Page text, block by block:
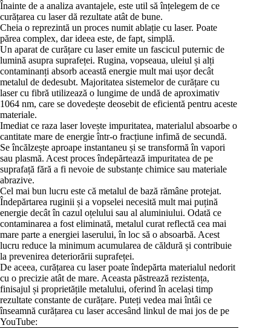
Înainte de a analiza avantajele, este util să înțelegem de ce
curățarea cu laser dă rezultate atât de bune.
Cheia o reprezintă un proces numit ablație cu laser. Poate
părea complex, dar ideea este, de fapt, simplă.
Un aparat de curățare cu laser emite un fascicul puternic de
lumină asupra suprafeței. Rugina, vopseaua, uleiul și alți
contaminanți absorb această energie mult mai ușor decât
metalul de dedesubt. Majoritatea sistemelor de curățare cu
laser cu fibră utilizează o lungime de undă de aproximativ
1064 nm, care se dovedește deosebit de eficientă pentru aceste
materiale.
Imediat ce raza laser lovește impuritatea, materialul absoarbe o
cantitate mare de energie într-o fracțiune infimă de secundă.
Se încălzește aproape instantaneu și se transformă în vapori
sau plasmă. Acest proces îndepărtează impuritatea de pe
suprafață fără a fi nevoie de substanțe chimice sau materiale
abrazive.
Cel mai bun lucru este că metalul de bază rămâne protejat.
Îndepărtarea ruginii și a vopselei necesită mult mai puțină
energie decât în cazul oțelului sau al aluminiului. Odată ce
contaminarea a fost eliminată, metalul curat reflectă cea mai
mare parte a energiei laserului, în loc să o absoarbă. Acest
lucru reduce la minimum acumularea de căldură și contribuie
la prevenirea deteriorării suprafeței.
De aceea, curățarea cu laser poate îndepărta materialul nedorit
cu o precizie atât de mare. Aceasta păstrează rezistența,
finisajul și proprietățile metalului, oferind în același timp
rezultate constante de curățare. Puteți vedea mai întâi ce
înseamnă curățarea cu laser accesând linkul de mai jos de pe
YouTube: